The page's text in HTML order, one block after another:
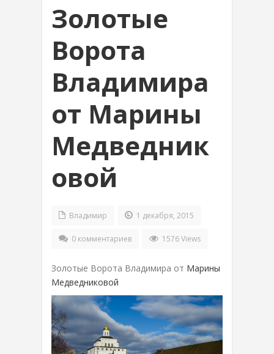
Золотые
Ворота
Владимира
от Марины
Медведник
овой
Владимир 1 декабря, 2015
0 комментариев 1576 Views
Золотые Ворота Владимира от Марины
Медведниковой